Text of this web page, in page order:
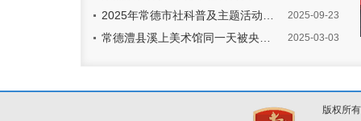
2025-09-23
2025年常德市社科普及主题活动…
2025-03-03
常德澧县溪上美术馆同一天被央…
市优秀社科专家
市优秀社科专家
市优秀社科专家
市优
版权所